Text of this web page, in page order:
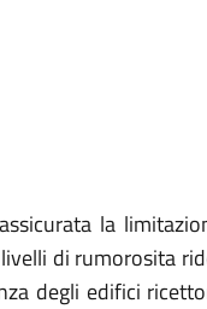
la
di rumorosita
degli edifici